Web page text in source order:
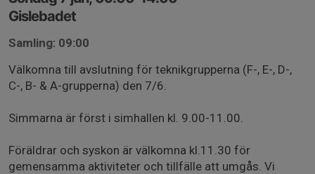
Gislebadet
Samling: 09:00
Välkomna till avslutning för teknikgrupperna (F-, E-, D-,
C-, B- & A-grupperna) den 7/6.
Simmarna är först i simhallen kl. 9.00-11.00.
Föräldrar och syskon är välkomna kl.11.30 för
gemensamma aktiviteter och tillfälle att umgås. Vi